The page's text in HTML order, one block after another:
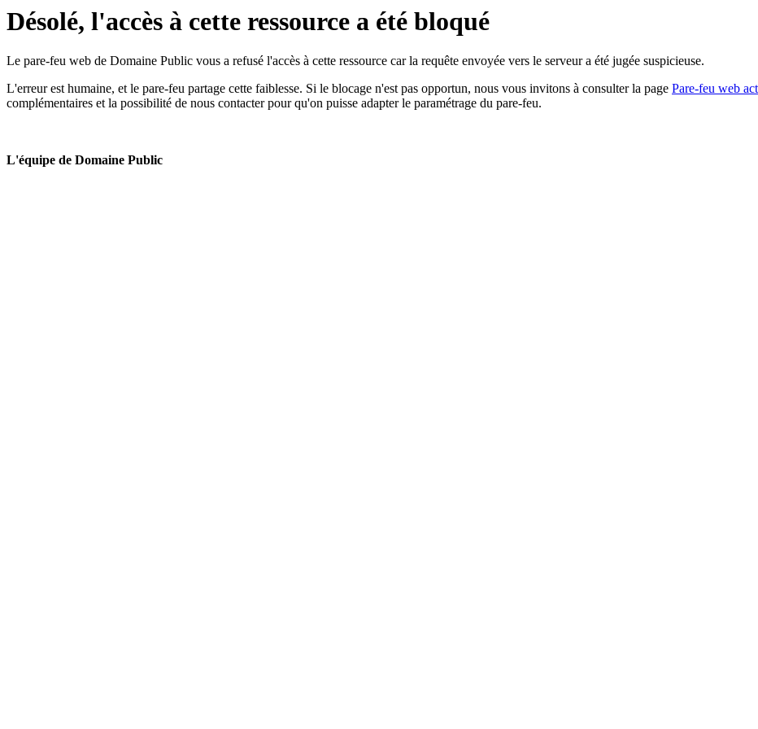
Désolé, l'accès à cette ressource a été bloqué
Le pare-feu web de Domaine Public vous a refusé l'accès à cette ressource car la requête envoyée vers le serveur a été jugée suspicieuse.
L'erreur est humaine, et le pare-feu partage cette faiblesse. Si le blocage n'est pas opportun, nous vous invitons à consulter la page Pare-feu web
complémentaires et la possibilité de nous contacter pour qu'on puisse adapter le paramétrage du pare-feu.
L'équipe de Domaine Public